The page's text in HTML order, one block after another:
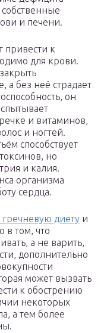
и печени.
привести к
для крови.
а без неё страдает
он
и витаминов,
и ногтей.
способствует
но
и калия.
организма
сердца.
гречневую диету и
в том, что
а не варить,
дополнительно
может вызвать
к обострению
некоторых
а тем более